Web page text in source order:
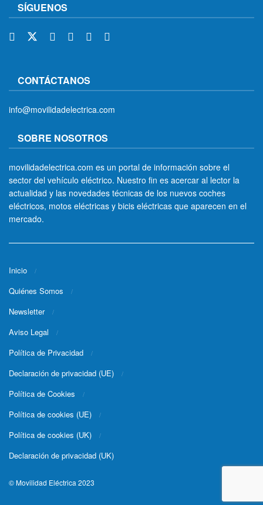
SÍGUENOS
CONTÁCTANOS
info@movilidadelectrica.com
SOBRE NOSOTROS
movilidadelectrica.com es un portal de información sobre el
sector del vehículo eléctrico. Nuestro fin es acercar al lector la
actualidad y las novedades técnicas de los nuevos coches
eléctricos, motos eléctricas y bicis eléctricas que aparecen en el
mercado.
Inicio
Quiénes Somos
Newsletter
Aviso Legal
Política de Privacidad
Declaración de privacidad (UE)
Política de Cookies
Política de cookies (UE)
Política de cookies (UK)
Declaración de privacidad (UK)
© Movilidad Eléctrica 2023